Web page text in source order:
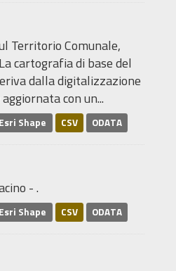
Territorio Comunale,
cartografia di base del
dalla digitalizzazione
con un...
Esri Shape CSV ODATA
- .
Esri Shape CSV ODATA